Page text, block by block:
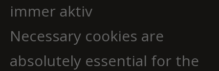
immer aktiv
Necessary cookies are
absolutely essential for the